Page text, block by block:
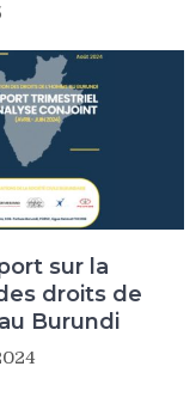
sur la
droits de
Burundi